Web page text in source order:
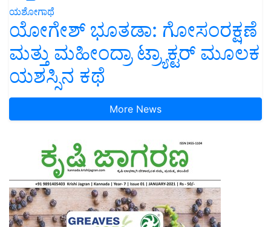
ಯಶೋಗಾಥೆ
ಯೋಗೇಶ್ ಭೂತಡಾ: ಗೋಸಂರಕ್ಷಣೆ
ಮತ್ತು ಮಹೀಂದ್ರಾ ಟ್ರ್ಯಾಕ್ಟರ್ ಮೂಲಕ
ಯಶಸ್ಸಿನ ಕಥೆ
More News